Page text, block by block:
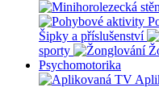
Šipky a příslušenství
sporty
Psychomotorika